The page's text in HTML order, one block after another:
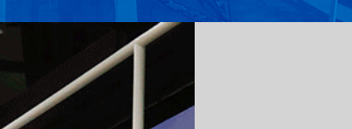
¡Conoce todos los juegos aquí!